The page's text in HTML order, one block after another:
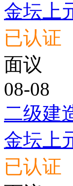
金坛上
已认证
面议
08-08
二级建
金坛上
已认证